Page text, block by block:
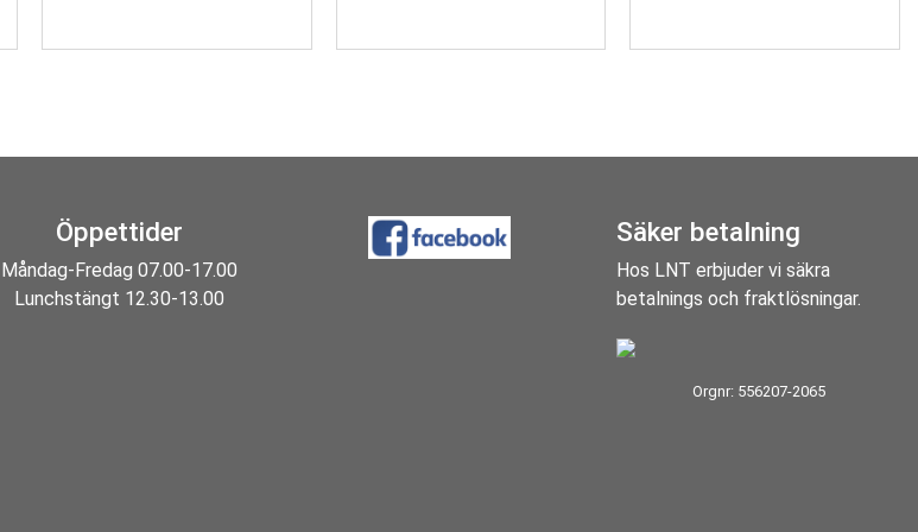
Öppettider
Måndag-Fredag 07.00-17.00
Lunchstängt 12.30-13.00
Säker betalning
Hos LNT erbjuder vi säkra
betalnings och fraktlösningar.
Orgnr: 556207-2065